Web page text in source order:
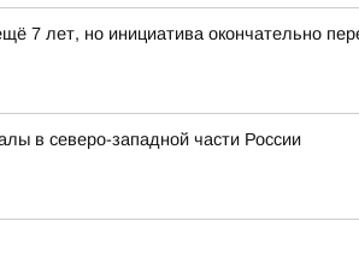
7 лет, но инициатива окончательно
в северо-западной части России